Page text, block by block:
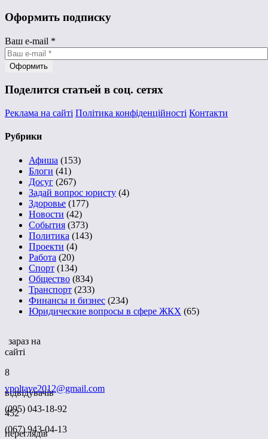
Оформить подписку
Ваш e-mail *
Поделится статьей в соц. сетях
Реклама на сайті Політика конфіденційності Контакти
Рубрики
Афиша (153)
Блоги (41)
Досуг (267)
Задай вопрос юристу (4)
Здоровье (177)
Новости (42)
События (373)
Политика (143)
Проекти (4)
Работа (20)
Спорт (134)
Общество (834)
Транспорт (233)
Финансы и бизнес (234)
Юридические вопросы в сфере ЖКХ (65)
зараз на
сайті
8
відвідувачів
452
переглядів
vpoltave2012@gmail.com
(095) 043-18-92
(067) 943-04-13